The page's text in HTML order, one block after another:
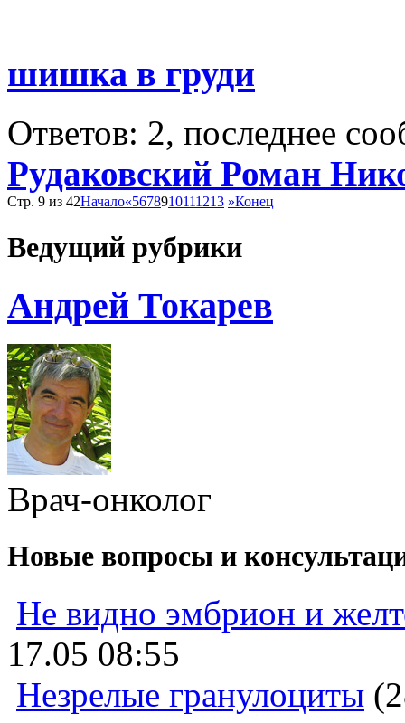
шишка в груди
Ответов: 2, последнее
Рудаковский Роман
Стр. 9 из 42Начало«5678910111213 »Конец
Ведущий рубрики
Андрей Токарев
Врач-онколог
Новые вопросы и
Не видно эмбрион и
17.05 08:55
Незрелые гранулоциты